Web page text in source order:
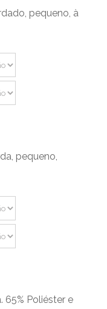
pequeno, à
pequeno,
65% Poliéster e